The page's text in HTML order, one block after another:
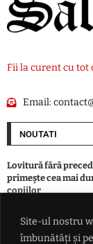
Site-ul nostru
îmbunătăți și
Fii la curent cu tot
Email:
NOUTATI
Lovitură fără
primește cea mai
copiilor
Primăria care își
euro pentru o